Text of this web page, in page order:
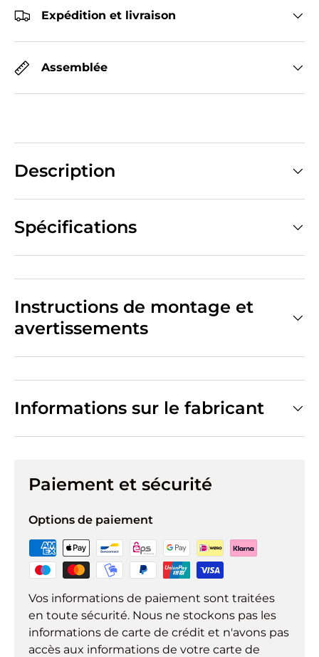
Expédition et livraison
Assemblée
Description
Spécifications
Instructions de montage et
avertissements
Informations sur le fabricant
Paiement et sécurité
Options de paiement
Vos informations de paiement sont traitées
en toute sécurité. Nous ne stockons pas les
informations de carte de crédit et n'avons pas
accès aux informations de votre carte de